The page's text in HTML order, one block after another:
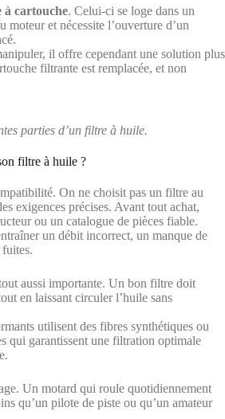
à cartouche. Celui-ci se loge dans un
moteur et nécessite l’ouverture d’un
il offre cependant une solution plus
filtrante est remplacée, et non
parties d’un filtre à huile.
filtre à huile ?
On ne choisit pas un filtre au
exigences précises. Avant tout achat,
ou un catalogue de pièces fiable.
un débit incorrect, un manque de
aussi importante. Un bon filtre doit
en laissant circuler l’huile sans
utilisent des fibres synthétiques ou
qui garantissent une filtration optimale
Un motard qui roule quotidiennement
qu’un pilote de piste ou qu’un amateur